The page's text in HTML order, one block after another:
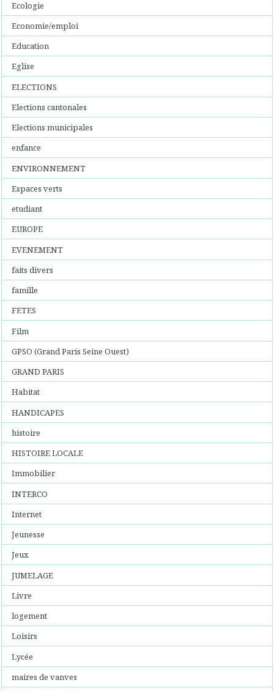
Ecologie
Economie/emploi
Education
Eglise
ELECTIONS
Elections cantonales
Elections municipales
enfance
ENVIRONNEMENT
Espaces verts
etudiant
EUROPE
EVENEMENT
faits divers
famille
FETES
Film
GPSO (Grand Paris Seine Ouest)
GRAND PARIS
Habitat
HANDICAPES
histoire
HISTOIRE LOCALE
Immobilier
INTERCO
Internet
Jeunesse
Jeux
JUMELAGE
Livre
logement
Loisirs
Lycée
maires de vanves